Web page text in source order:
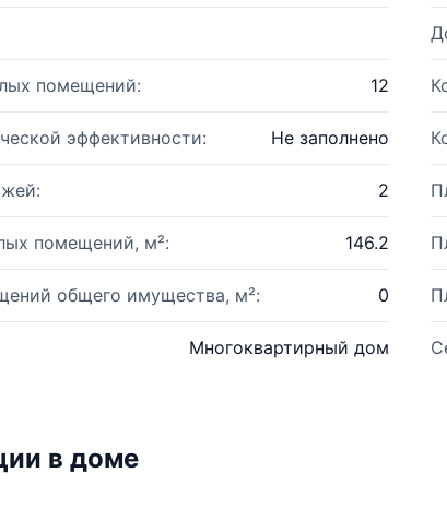
помещений: 12
эффективности: Не заполнено
2
помещений, м²: 146.2
общего имущества, м²: 0
Многоквартирный дом
в доме